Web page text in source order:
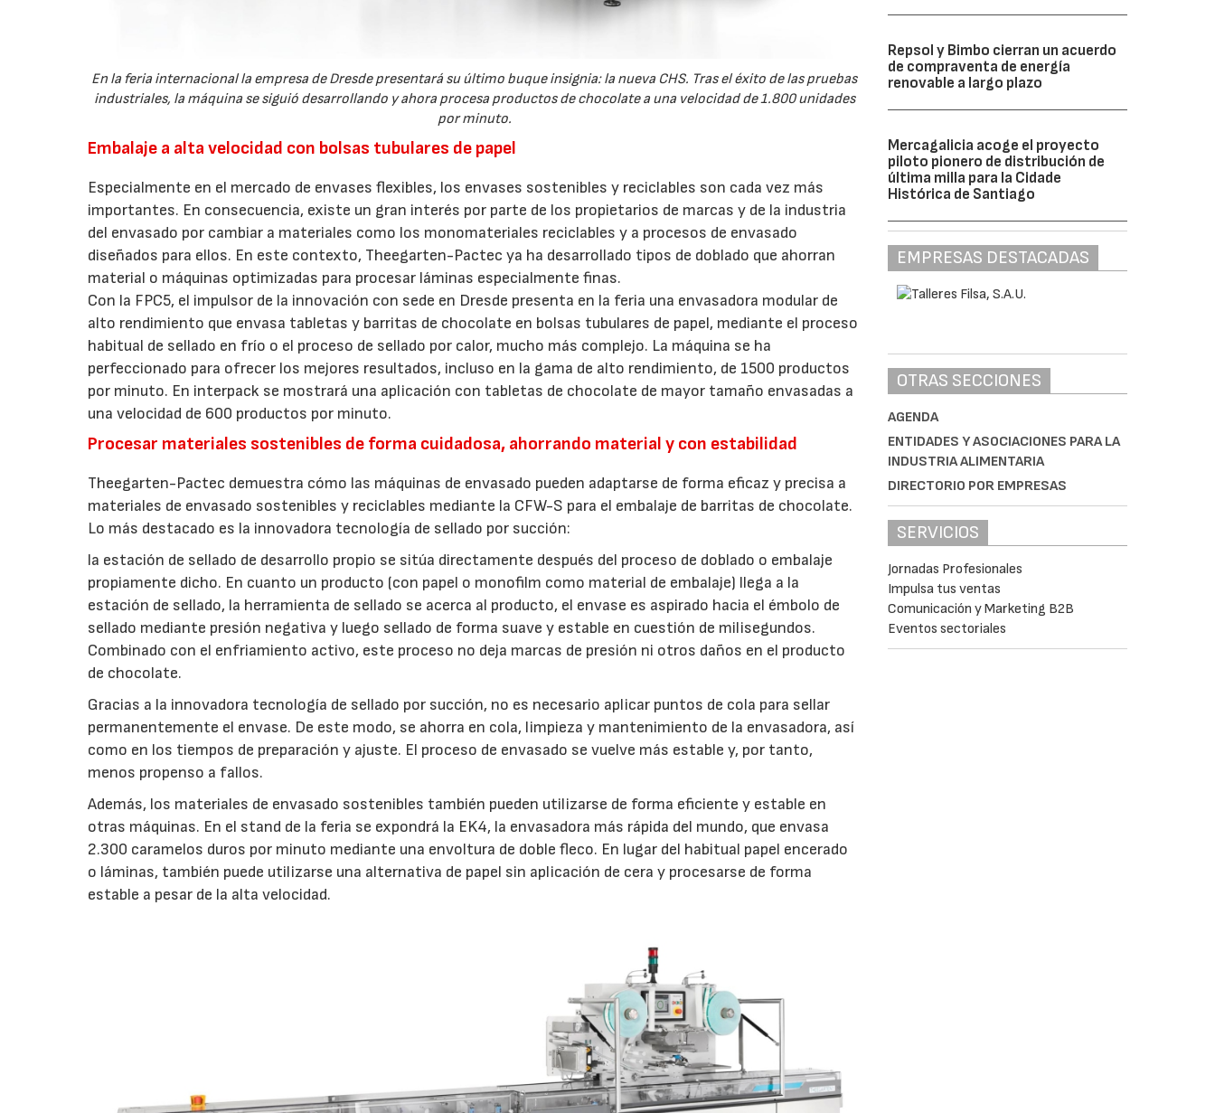
En la feria internacional la empresa de Dresde presentará su último buque insignia: la nueva CHS. Tras el éxito de las pruebas
industriales, la máquina se siguió desarrollando y ahora procesa productos de chocolate a una velocidad de 1.800 unidades
por minuto.
Embalaje a alta velocidad con bolsas tubulares de papel
Especialmente en el mercado de envases flexibles, los envases sostenibles y reciclables son cada vez más
importantes. En consecuencia, existe un gran interés por parte de los propietarios de marcas y de la industria
del envasado por cambiar a materiales como los monomateriales reciclables y a procesos de envasado
diseñados para ellos. En este contexto, Theegarten-Pactec ya ha desarrollado tipos de doblado que ahorran
material o máquinas optimizadas para procesar láminas especialmente finas.
Con la FPC5, el impulsor de la innovación con sede en Dresde presenta en la feria una envasadora modular de
alto rendimiento que envasa tabletas y barritas de chocolate en bolsas tubulares de papel, mediante el proceso
habitual de sellado en frío o el proceso de sellado por calor, mucho más complejo. La máquina se ha
perfeccionado para ofrecer los mejores resultados, incluso en la gama de alto rendimiento, de 1500 productos
por minuto. En interpack se mostrará una aplicación con tabletas de chocolate de mayor tamaño envasadas a
una velocidad de 600 productos por minuto.
Procesar materiales sostenibles de forma cuidadosa, ahorrando material y con estabilidad
Theegarten-Pactec demuestra cómo las máquinas de envasado pueden adaptarse de forma eficaz y precisa a
materiales de envasado sostenibles y reciclables mediante la CFW-S para el embalaje de barritas de chocolate.
Lo más destacado es la innovadora tecnología de sellado por succión:
la estación de sellado de desarrollo propio se sitúa directamente después del proceso de doblado o embalaje
propiamente dicho. En cuanto un producto (con papel o monofilm como material de embalaje) llega a la
estación de sellado, la herramienta de sellado se acerca al producto, el envase es aspirado hacia el émbolo de
sellado mediante presión negativa y luego sellado de forma suave y estable en cuestión de milisegundos.
Combinado con el enfriamiento activo, este proceso no deja marcas de presión ni otros daños en el producto
de chocolate.
Gracias a la innovadora tecnología de sellado por succión, no es necesario aplicar puntos de cola para sellar
permanentemente el envase. De este modo, se ahorra en cola, limpieza y mantenimiento de la envasadora, así
como en los tiempos de preparación y ajuste. El proceso de envasado se vuelve más estable y, por tanto,
menos propenso a fallos.
Además, los materiales de envasado sostenibles también pueden utilizarse de forma eficiente y estable en
otras máquinas. En el stand de la feria se expondrá la EK4, la envasadora más rápida del mundo, que envasa
2.300 caramelos duros por minuto mediante una envoltura de doble fleco. En lugar del habitual papel encerado
o láminas, también puede utilizarse una alternativa de papel sin aplicación de cera y procesarse de forma
estable a pesar de la alta velocidad.
Repsol y Bimbo cierran un acuerdo
de compraventa de energía
renovable a largo plazo
Mercagalicia acoge el proyecto
piloto pionero de distribución de
última milla para la Cidade
Histórica de Santiago
EMPRESAS DESTACADAS
OTRAS SECCIONES
AGENDA
ENTIDADES Y ASOCIACIONES PARA LA
INDUSTRIA ALIMENTARIA
DIRECTORIO POR EMPRESAS
SERVICIOS
Jornadas Profesionales
Impulsa tus ventas
Comunicación y Marketing B2B
Eventos sectoriales